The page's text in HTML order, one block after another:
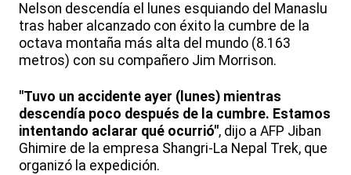
Nelson descendía el lunes esquiando del Manaslu
tras haber alcanzado con éxito la cumbre de la
octava montaña más alta del mundo (8.163
metros) con su compañero Jim Morrison.
"Tuvo un accidente ayer (lunes) mientras
descendía poco después de la cumbre. Estamos
intentando aclarar qué ocurrió", dijo a AFP Jiban
Ghimire de la empresa Shangri-La Nepal Trek, que
organizó la expedición.